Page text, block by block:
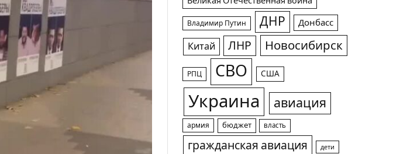
Владимир Путин ДНР Донбасс
Китай ЛНР Новосибирск
РПЦ СВО США
Украина авиация
армия бюджет власть
гражданская авиация дети